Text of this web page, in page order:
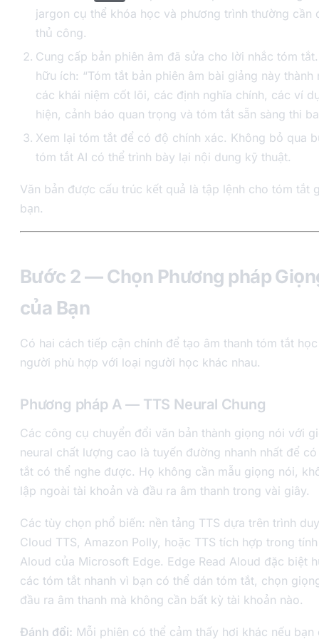
jargon cụ thể khóa học và phương trình thường cần
thủ công.
Cung cấp bản phiên âm đã sửa cho lời nhắc tóm
hữu ích: “Tóm tắt bản phiên âm bài giảng này thành
các khái niệm cốt lõi, các định nghĩa chính, các ví
hiện, cảnh báo quan trọng và tóm tắt sẵn sàng thi
Xem lại tóm tắt để có độ chính xác. Không bỏ qua
tóm tắt AI có thể trình bày lại nội dung kỹ thuật.
Văn bản được cấu trúc kết quả là tập lệnh cho tóm tắt
bạn.
Bước 2 — Chọn Phương pháp
của Bạn
Có hai cách tiếp cận chính để tạo âm thanh tóm tắt
người phù hợp với loại người học khác nhau.
Phương pháp A — TTS Neural Chung
Các công cụ chuyển đổi văn bản thành giọng nói với
neural chất lượng cao là tuyến đường nhanh nhất để
tắt có thể nghe được. Họ không cần mẫu giọng nói,
lập ngoài tài khoản và đầu ra âm thanh trong vài giây.
Các tùy chọn phổ biến: nền tảng TTS dựa trên trình
Cloud TTS, Amazon Polly, hoặc TTS tích hợp trong
Aloud của Microsoft Edge. Edge Read Aloud đặc biệt
các tóm tắt nhanh vì bạn có thể dán tóm tắt, chọn
đầu ra âm thanh mà không cần bất kỳ tài khoản nào.
Đánh đổi: Mỗi phiên có thể cảm thấy hơi khác nếu bạn